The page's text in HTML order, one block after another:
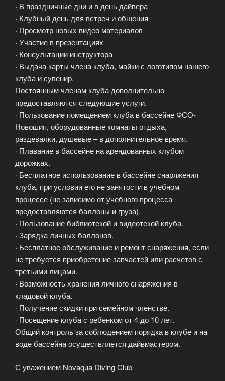
· В праздничные дни и в день дайвера
· Клубный день для встреч и общения
· Просмотр новых видео материалов
· Участие в презентациях
· Консультации инструктора
· Выдача карты члена клуба, майки с логотипом нашего
клуба и сувенир.
Постоянным членам клуба дополнительно
предоставляются следующие услуги.
· Пользование помещением клуба в бассейне ФСО-
Новошип, оборудованные комнаты отдыха,
раздевалки, душевые – в дополнительное время.
· Плавание в бассейне на арендованных клубом
дорожках.
· Бесплатное использование в бассейне снаряжения
клуба, при условии его не занятости в учебном
процессе (не зависимо от учебного процесса
предоставляются баллоны и груза).
· Пользование библиотекой и видеотекой клуба.
· Зарядка личных баллонов.
· Бесплатное обслуживание и ремонт снаряжения, если
не требуется приобретение запчастей или расчетов с
третьими лицами.
· Возможность хранения личного снаряжения в
кладовой клуба.
· Получение скидки при семейном членстве.
· Посещение клуба с ребенком от 4 до 10 лет.
Общий контроль за соблюдением порядка в клубе и на
воде бассейна осуществляется дайвмастером.
С уважением Novaqua Diving Club